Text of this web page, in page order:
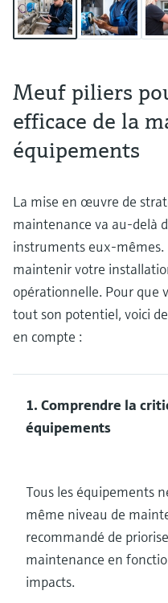
Meuf piliers
efficace de la
équipements
La mise en œuvre de
maintenance va au-delà
instruments eux-mêmes.
maintenir votre
opérationnelle. Pour que
tout son potentiel, voici
en compte :
1. Comprendre la
équipements
Tous les équipements
même niveau de
recommandé de
maintenance en
impacts.